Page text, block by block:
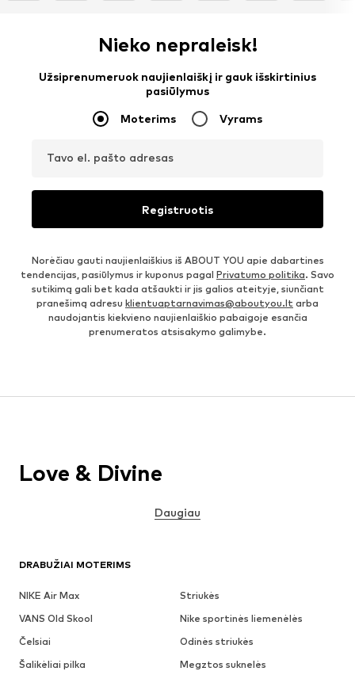
Nieko nepraleisk!
Užsiprenumeruok naujienlaiškį ir gauk išskirtinius
pasiūlymus
Moterims Vyrams
Tavo el. pašto adresas
Registruotis
Norėčiau gauti naujienlaiškius iš ABOUT YOU apie dabartines
tendencijas, pasiūlymus ir kuponus pagal Privatumo politika. Savo
sutikimą gali bet kada atšaukti ir jis galios ateityje, siunčiant
pranešimą adresu klientuaptarnavimas@aboutyou.lt arba
naudojantis kiekvieno naujienlaiškio pabaigoje esančia
prenumeratos atsisakymo galimybe.
DRABUŽIAI MOTERIMS
NIKE Air Max
Striukės
VANS Old Skool
Nike sportinės liemenėlės
Čelsiai
Odinės striukės
Šalikėliai pilka
Megztos suknelės
Love & Divine
Daugiau